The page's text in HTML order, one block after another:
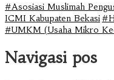
#Asosiasi Muslimah
ICMI Kabupaten Bekasi
#UMKM (Usaha Mikro
Navigasi pos